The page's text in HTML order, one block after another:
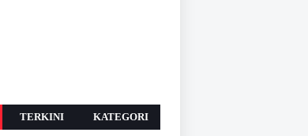
TERKINI KATEGORI